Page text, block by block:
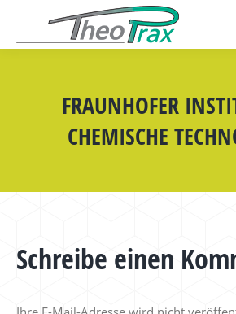
FRAUNHOFER
CHEMISCHE
Schreibe einen